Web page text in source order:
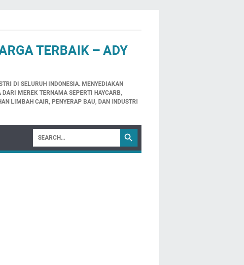
TERBAIK – ADY
DI SELURUH INDONESIA. MENYEDIAKAN
MEREK TERNAMA SEPERTI HAYCARB,
LIMBAH CAIR, PENYERAP BAU, DAN INDUSTRI